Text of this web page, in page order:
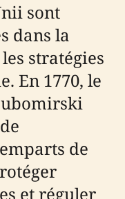
sont
dans la
stratégies
En 1770, le
de
et réguler